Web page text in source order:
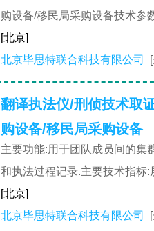
购设备/移民局采购设备技术参
[北京]
北京毕思特联合科技有限公司
翻译执法仪/刑侦技术取
购设备/移民局采购设备
主要功能:用于团队成员间的集
和执法过程记录.主要技术指标
[北京]
北京毕思特联合科技有限公司